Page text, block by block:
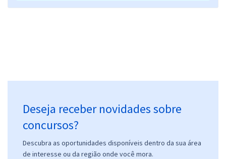
Deseja receber novidades sobre
concursos?
Descubra as oportunidades disponíveis dentro da sua área
de interesse ou da região onde você mora.